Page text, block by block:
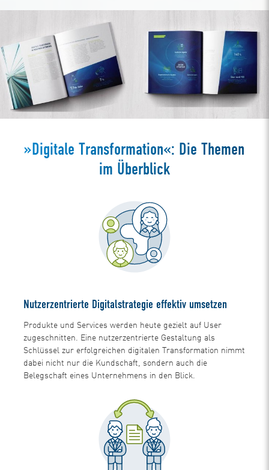
»Digitale Transformation«: Die Themen
im Überblick
Nutzerzentrierte Digitalstrategie effektiv umsetzen
Produkte und Services werden heute gezielt auf User
zugeschnitten. Eine nutzerzentrierte Gestaltung als
Schlüssel zur erfolgreichen digitalen Transformation nimmt
dabei nicht nur die Kundschaft, sondern auch die
Belegschaft eines Unternehmens in den Blick.